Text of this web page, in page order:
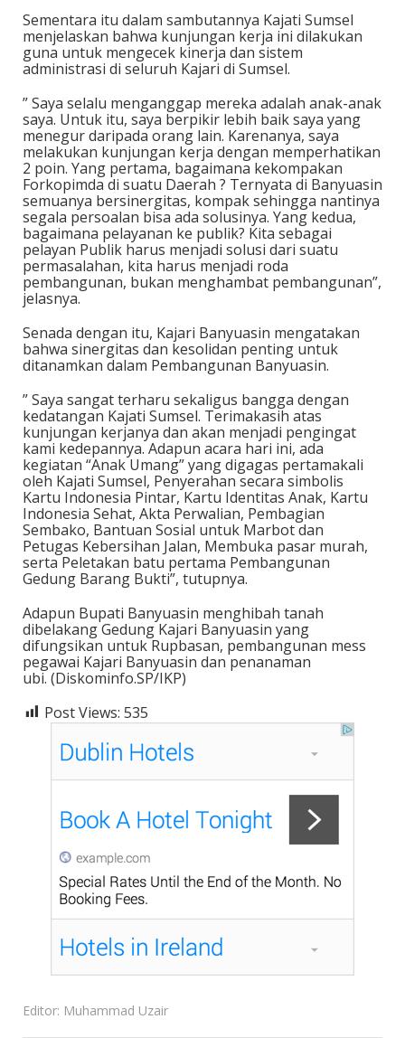
Sementara itu dalam sambutannya Kajati Sumsel
menjelaskan bahwa kunjungan kerja ini dilakukan
guna untuk mengecek kinerja dan sistem
administrasi di seluruh Kajari di Sumsel.
” Saya selalu menganggap mereka adalah anak-anak
saya. Untuk itu, saya berpikir lebih baik saya yang
menegur daripada orang lain. Karenanya, saya
melakukan kunjungan kerja dengan memperhatikan
2 poin. Yang pertama, bagaimana kekompakan
Forkopimda di suatu Daerah ? Ternyata di Banyuasin
semuanya bersinergitas, kompak sehingga nantinya
segala persoalan bisa ada solusinya. Yang kedua,
bagaimana pelayanan ke publik? Kita sebagai
pelayan Publik harus menjadi solusi dari suatu
permasalahan, kita harus menjadi roda
pembangunan, bukan menghambat pembangunan”,
jelasnya.
Senada dengan itu, Kajari Banyuasin mengatakan
bahwa sinergitas dan kesolidan penting untuk
ditanamkan dalam Pembangunan Banyuasin.
” Saya sangat terharu sekaligus bangga dengan
kedatangan Kajati Sumsel. Terimakasih atas
kunjungan kerjanya dan akan menjadi pengingat
kami kedepannya. Adapun acara hari ini, ada
kegiatan “Anak Umang” yang digagas pertamakali
oleh Kajati Sumsel, Penyerahan secara simbolis
Kartu Indonesia Pintar, Kartu Identitas Anak, Kartu
Indonesia Sehat, Akta Perwalian, Pembagian
Sembako, Bantuan Sosial untuk Marbot dan
Petugas Kebersihan Jalan, Membuka pasar murah,
serta Peletakan batu pertama Pembangunan
Gedung Barang Bukti”, tutupnya.
Adapun Bupati Banyuasin menghibah tanah
dibelakang Gedung Kajari Banyuasin yang
difungsikan untuk Rupbasan, pembangunan mess
pegawai Kajari Banyuasin dan penanaman
ubi. (Diskominfo.SP/IKP)
Post Views: 535
Editor: Muhammad Uzair